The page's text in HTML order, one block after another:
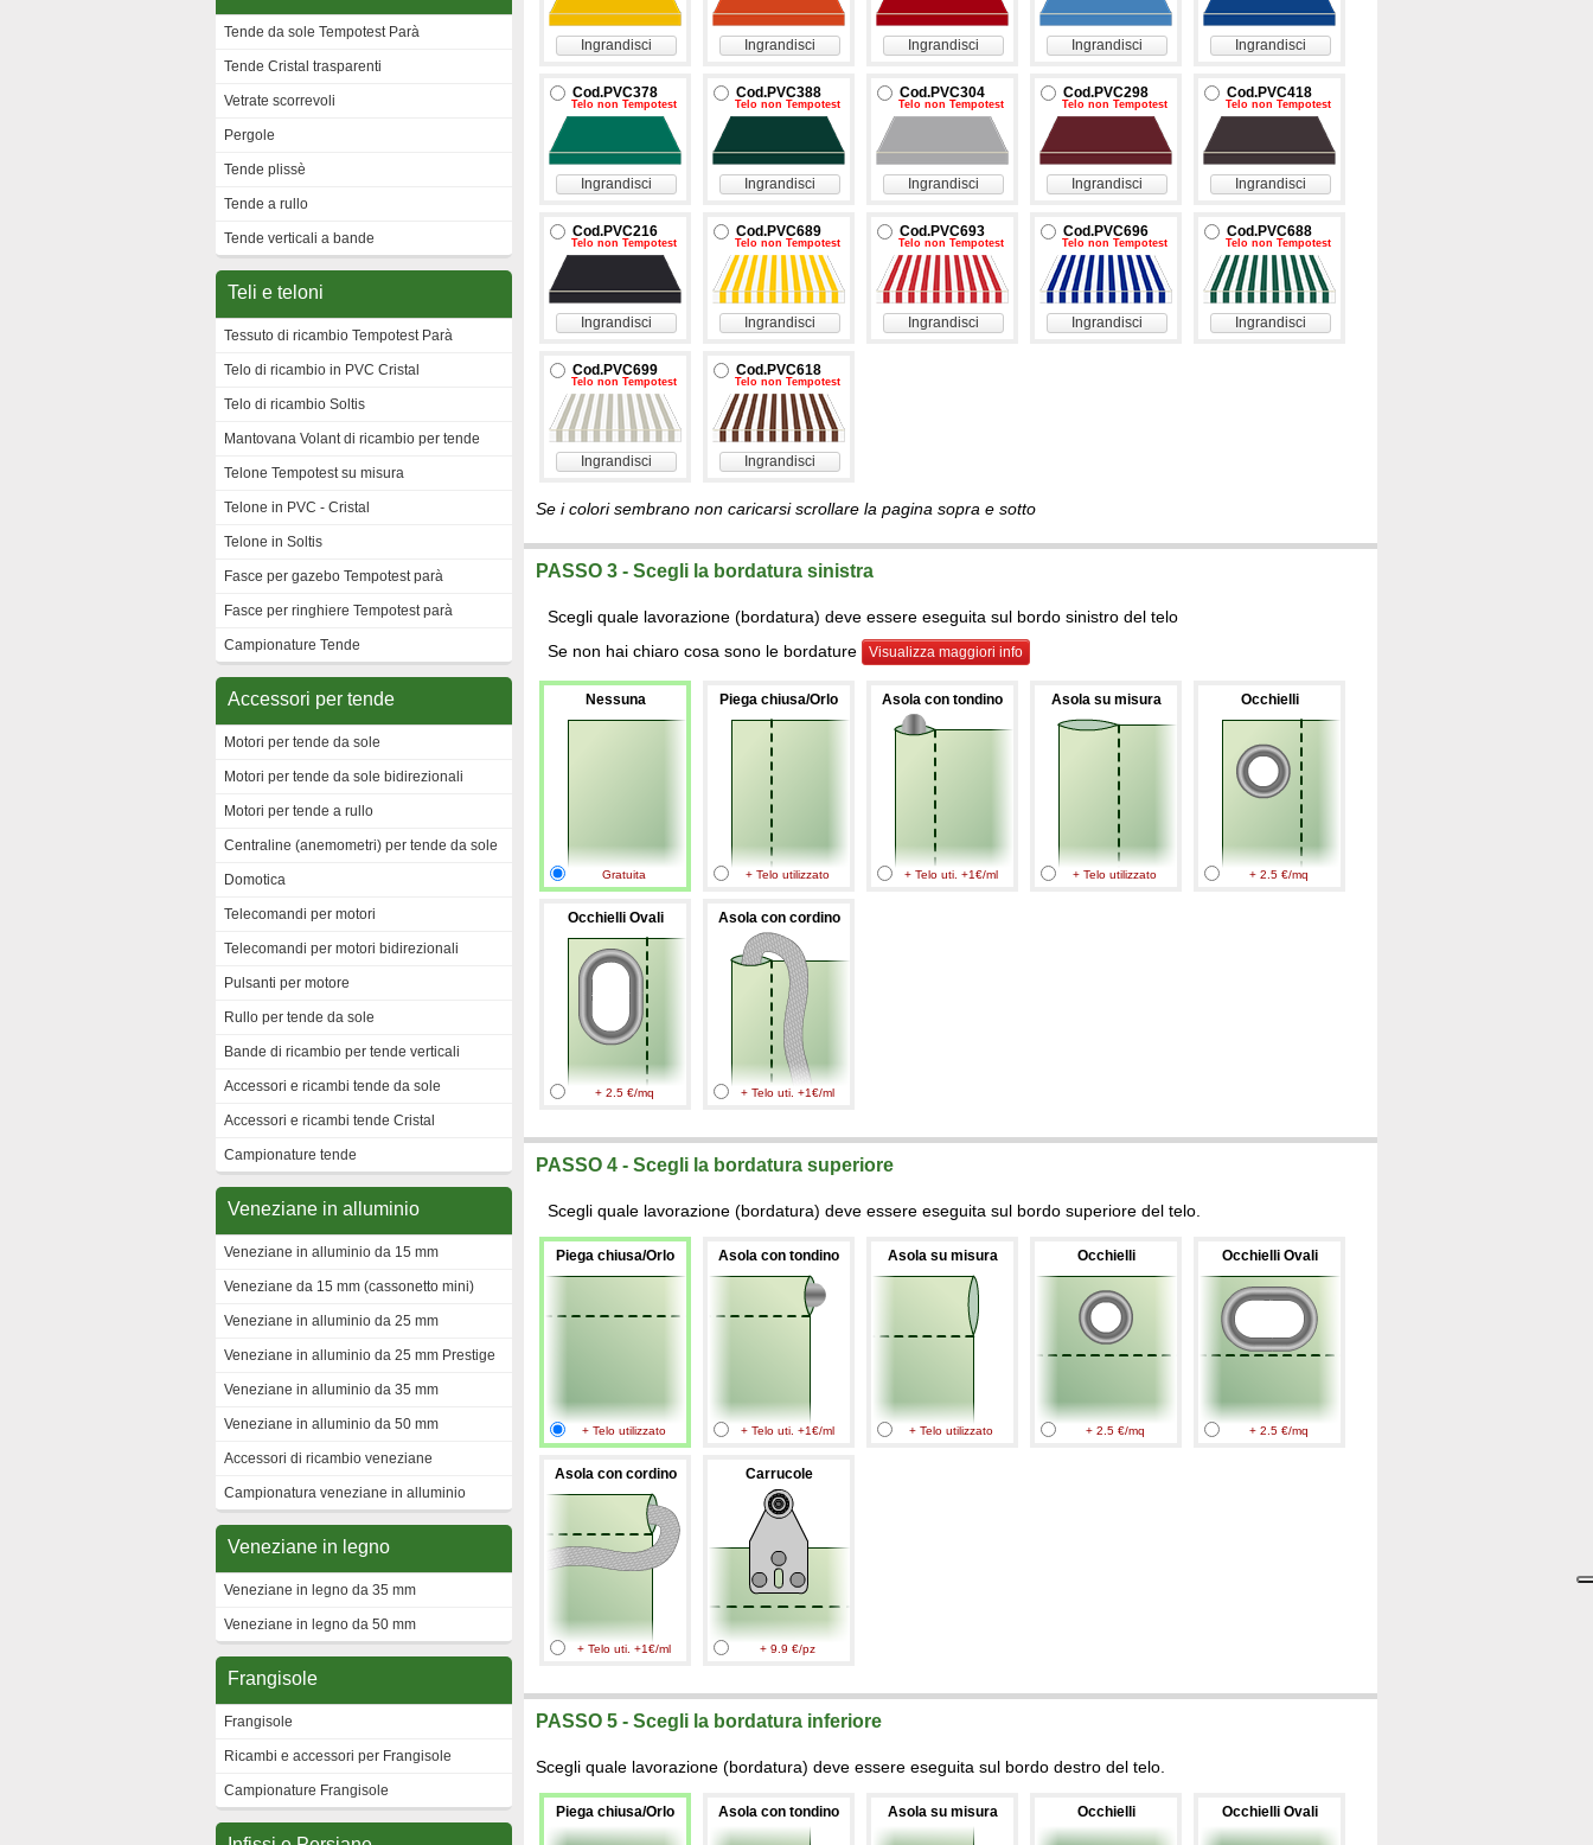
Tende da sole Tempotest Parà
Tende Cristal trasparenti
Vetrate scorrevoli
Pergole
Tende plissè
Tende a rullo
Tende verticali a bande
Teli e teloni
Tessuto di ricambio Tempotest Parà
Telo di ricambio in PVC Cristal
Telo di ricambio Soltis
Mantovana Volant di ricambio per tende
Telone Tempotest su misura
Telone in PVC - Cristal
Telone in Soltis
Fasce per gazebo Tempotest parà
Fasce per ringhiere Tempotest parà
Campionature Tende
Accessori per tende
Motori per tende da sole
Motori per tende da sole bidirezionali
Motori per tende a rullo
Centraline (anemometri) per tende da sole
Domotica
Telecomandi per motori
Telecomandi per motori bidirezionali
Pulsanti per motore
Rullo per tende da sole
Bande di ricambio per tende verticali
Accessori e ricambi tende da sole
Accessori e ricambi tende Cristal
Campionature tende
Veneziane in alluminio
Veneziane in alluminio da 15 mm
Veneziane da 15 mm (cassonetto mini)
Veneziane in alluminio da 25 mm
Veneziane in alluminio da 25 mm Prestige
Veneziane in alluminio da 35 mm
Veneziane in alluminio da 50 mm
Accessori di ricambio veneziane
Campionatura veneziane in alluminio
Veneziane in legno
Veneziane in legno da 35 mm
Veneziane in legno da 50 mm
Frangisole
Frangisole
Ricambi e accessori per Frangisole
Campionature Frangisole
Ingrandisci Ingrandisci Ingrandisci Ingrandisci Ingrandisci
Cod.PVC378
Telo non Tempotest
Ingrandisci
Cod.PVC388
Telo non Tempotest
Ingrandisci
Cod.PVC304
Telo non Tempotest
Ingrandisci
Cod.PVC298
Telo non Tempotest
Ingrandisci
Cod.PVC418
Telo non Tempotest
Ingrandisci
Cod.PVC216
Telo non Tempotest
Ingrandisci
Cod.PVC689
Telo non Tempotest
Ingrandisci
Cod.PVC693
Telo non Tempotest
Ingrandisci
Cod.PVC696
Telo non Tempotest
Ingrandisci
Cod.PVC688
Telo non Tempotest
Ingrandisci
Cod.PVC699
Telo non Tempotest
Ingrandisci
Cod.PVC618
Telo non Tempotest
Ingrandisci
Se i colori sembrano non caricarsi scrollare la pagina sopra e sotto
PASSO 3 - Scegli la bordatura sinistra
Scegli quale lavorazione (bordatura) deve essere eseguita sul bordo sinistro del telo
Se non hai chiaro cosa sono le bordature
Visualizza maggiori info
Nessuna
Gratuita
Piega chiusa/Orlo
+ Telo utilizzato
Asola con tondino
+ Telo uti. +1€/ml
Asola su misura
+ Telo utilizzato
Occhielli
+ 2.5 €/mq
Occhielli Ovali
+ 2.5 €/mq
Asola con cordino
+ Telo uti. +1€/ml
PASSO 4 - Scegli la bordatura superiore
Scegli quale lavorazione (bordatura) deve essere eseguita sul bordo superiore del telo.
Piega chiusa/Orlo
+ Telo utilizzato
Asola con tondino
+ Telo uti. +1€/ml
Asola su misura
+ Telo utilizzato
Occhielli
+ 2.5 €/mq
Occhielli Ovali
+ 2.5 €/mq
Asola con cordino
+ Telo uti. +1€/ml
Carrucole
+ 9.9 €/pz
PASSO 5 - Scegli la bordatura inferiore
Scegli quale lavorazione (bordatura) deve essere eseguita sul bordo destro del telo.
Piega chiusa/Orlo Asola con tondino Asola su misura Occhielli Occhielli Ovali